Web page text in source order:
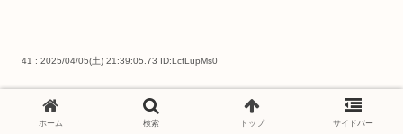
41 : 2025/04/05(土) 21:39:05.73 ID:LcfLupMs0
ゼレンスキー 「イスラエルの虐殺は綺麗な
ホーム 検索 トップ サイドバー